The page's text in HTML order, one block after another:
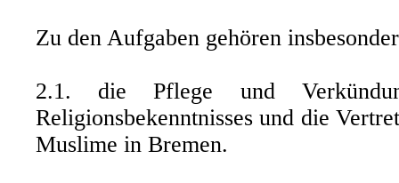
Zu den Aufgaben gehören
2.1. die Pflege und
Religionsbekenntnisses und die
Muslime in Bremen.